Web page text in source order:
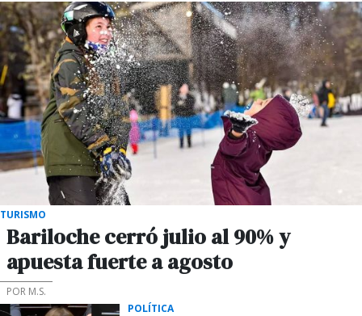
TURISMO
Bariloche cerró julio al 90% y
apuesta fuerte a agosto
POR M.S.
POLÍTICA